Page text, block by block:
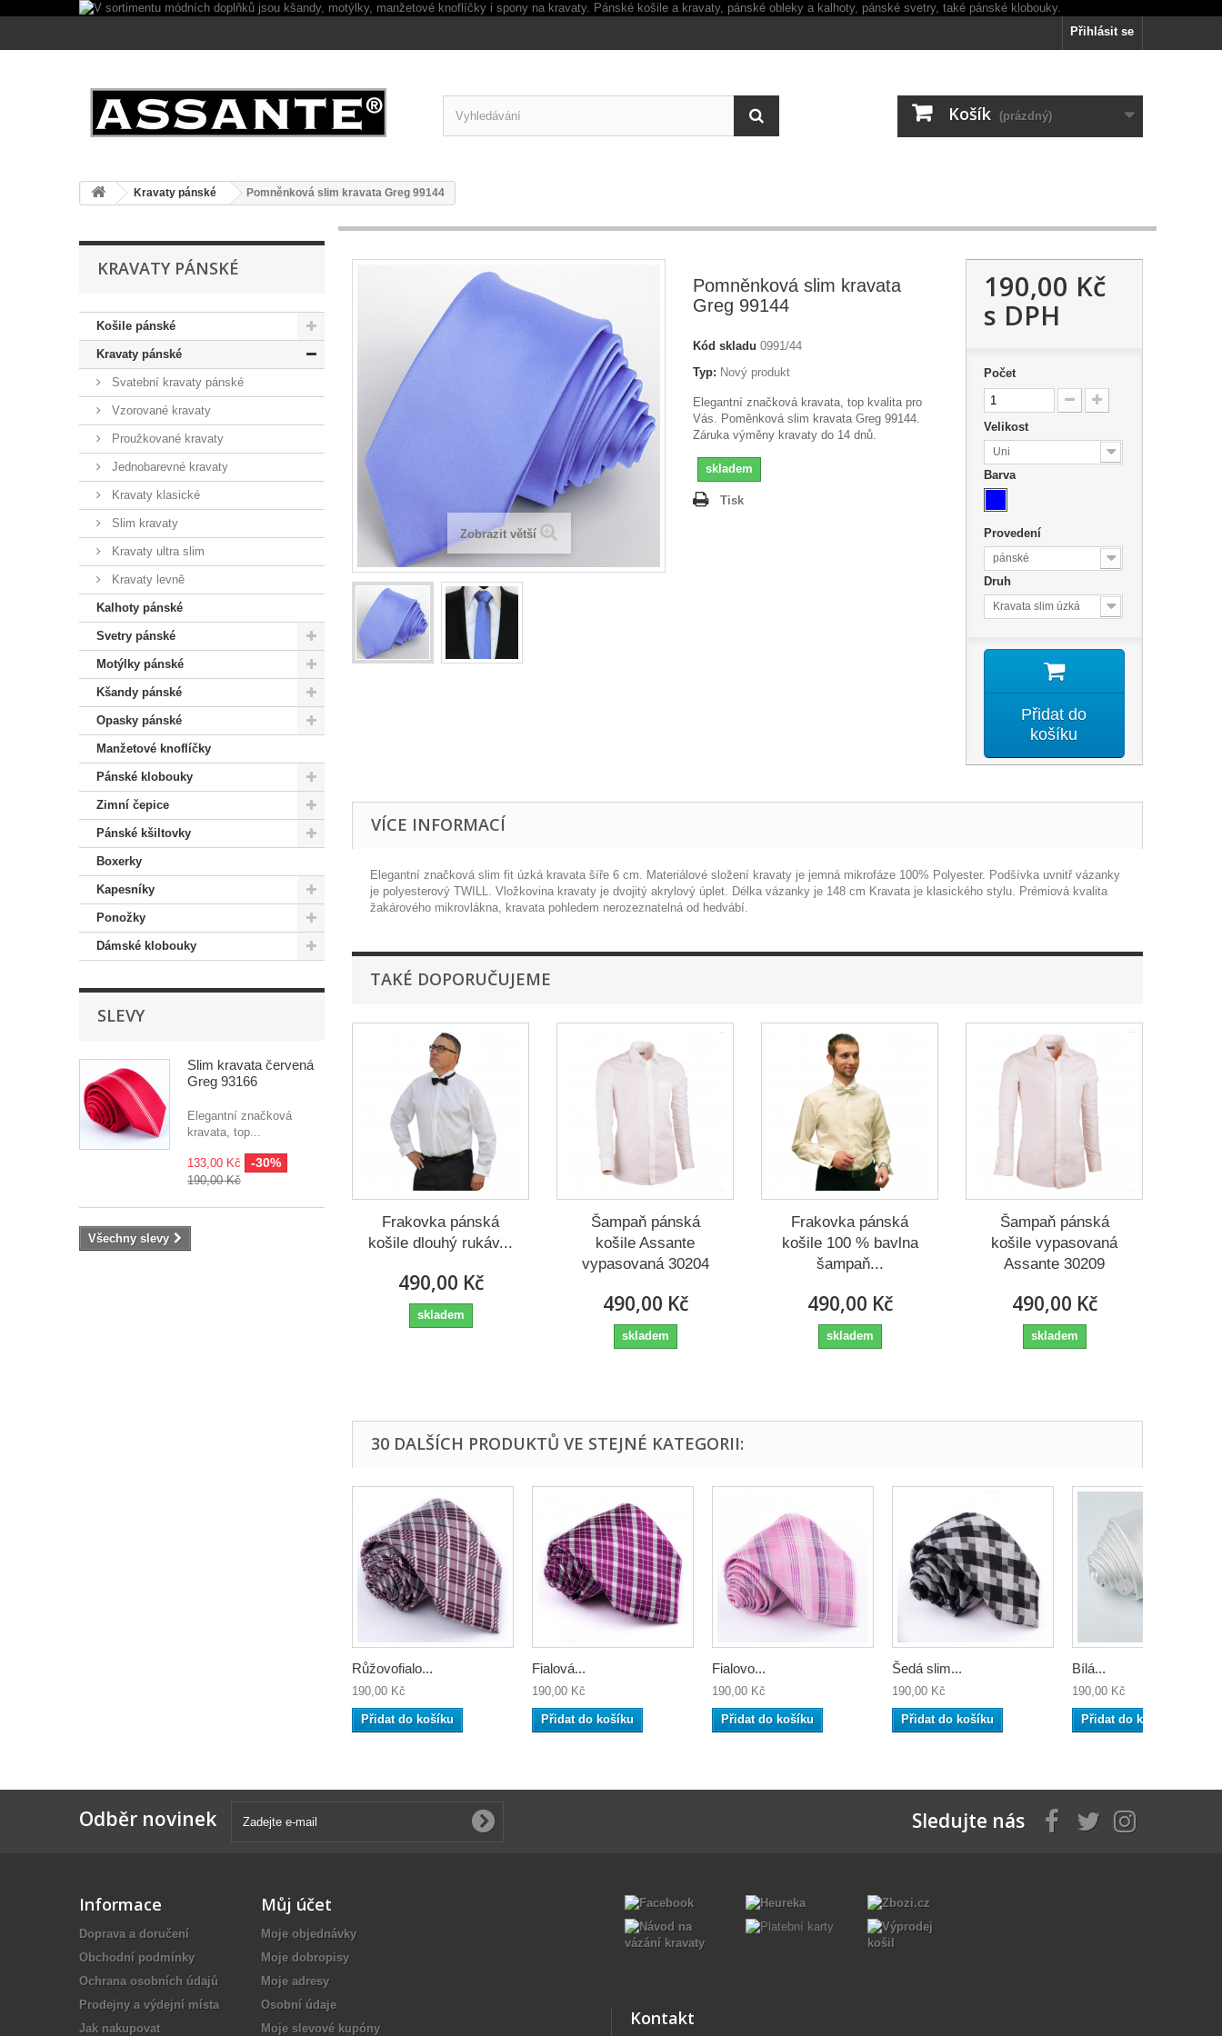
Přihlásit se
Košík (prázdný)
Kravaty pánské Pomněnková slim kravata Greg 99144
KRAVATY PÁNSKÉ
Košile pánské
Kravaty pánské
Svatební kravaty pánské
Vzorované kravaty
Proužkované kravaty
Jednobarevné kravaty
Kravaty klasické
Slim kravaty
Kravaty ultra slim
Kravaty levně
Kalhoty pánské
Svetry pánské
Motýlky pánské
Kšandy pánské
Opasky pánské
Manžetové knoflíčky
Pánské klobouky
Zimní čepice
Pánské kšiltovky
Boxerky
Kapesníky
Ponožky
Dámské klobouky
SLEVY
Slim kravata červená
Greg 93166
Elegantní značková
kravata, top...
133,00 Kč -30%
190,00 Kč
Všechny slevy
Zobrazit větší
Pomněnková slim kravata
Greg 99144
Kód skladu 0991/44
Typ: Nový produkt
Elegantní značková kravata, top kvalita pro
Vás. Poměnková slim kravata Greg 99144.
Záruka výměny kravaty do 14 dnů.
skladem
Tisk
190,00 Kč
s DPH
Počet
Velikost
Uni
Barva
Provedení
pánské
Druh
Kravata slim úzká
Přidat do
košíku
VÍCE INFORMACÍ
Elegantní značková slim fit úzká kravata šíře 6 cm. Materiálové složení kravaty je jemná mikrofáze 100% Polyester. Podšívka uvnitř vázanky
je polyesterový TWILL. Vložkovina kravaty je dvojitý akrylový úplet. Délka vázanky je 148 cm Kravata je klasického stylu. Prémiová kvalita
žakárového mikrovlákna, kravata pohledem nerozeznatelná od hedvábí.
TAKÉ DOPORUČUJEME
Frakovka pánská
košile dlouhý rukáv...
490,00 Kč
skladem
Šampaň pánská
košile Assante
vypasovaná 30204
490,00 Kč
skladem
Frakovka pánská
košile 100 % bavlna
šampaň...
490,00 Kč
skladem
Šampaň pánská
košile vypasovaná
Assante 30209
490,00 Kč
skladem
30 DALŠÍCH PRODUKTŮ VE STEJNÉ KATEGORII:
Růžovofialo...
190,00 Kč
Přidat do košíku
Fialová...
190,00 Kč
Přidat do košíku
Fialovo...
190,00 Kč
Přidat do košíku
Šedá slim...
190,00 Kč
Přidat do košíku
Bílá...
190,00 Kč
Přidat do košíku
Odběr novinek Sledujte nás
Informace
Doprava a doručení
Obchodní podmínky
Ochrana osobních údajů
Prodejny a výdejní místa
Jak nakupovat
Můj účet
Moje objednávky
Moje dobropisy
Moje adresy
Osobní údaje
Moje slevové kupóny
Kontakt